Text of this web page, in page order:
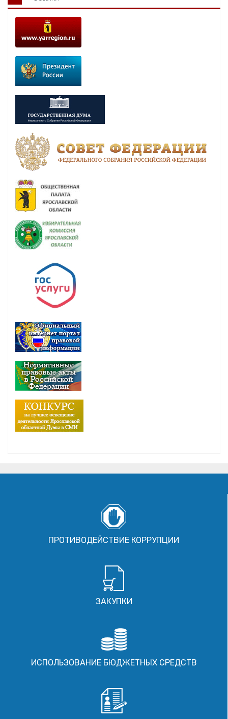
ПРОТИВОДЕЙСТВИЕ КОРРУПЦИИ
ЗАКУПКИ
ИСПОЛЬЗОВАНИЕ БЮДЖЕТНЫХ СРЕДСТВ